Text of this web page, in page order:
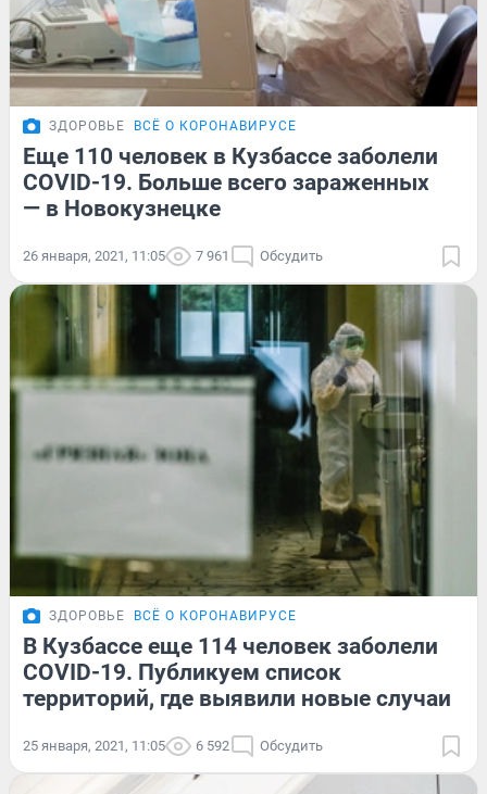
ЗДОРОВЬЕ ВСЁ О КОРОНАВИРУСЕ
Еще 110 человек в Кузбассе заболели
COVID-19. Больше всего зараженных
— в Новокузнецке
26 января, 2021, 11:05 7 961 Обсудить
ЗДОРОВЬЕ ВСЁ О КОРОНАВИРУСЕ
В Кузбассе еще 114 человек заболели
COVID-19. Публикуем список
территорий, где выявили новые случаи
25 января, 2021, 11:05 6 592 Обсудить